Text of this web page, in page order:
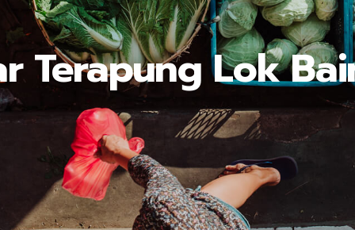
Terapung Lok